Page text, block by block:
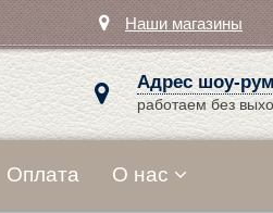
Наши магазины
Адрес шоу-
работаем без
Оплата О нас